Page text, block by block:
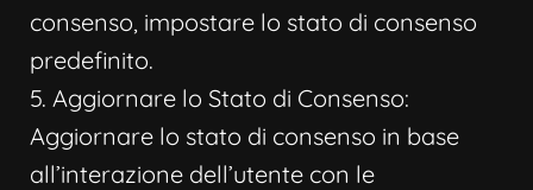
consenso, impostare lo stato di consenso
predefinito.
5. Aggiornare lo Stato di Consenso:
Aggiornare lo stato di consenso in base
all’interazione dell’utente con le